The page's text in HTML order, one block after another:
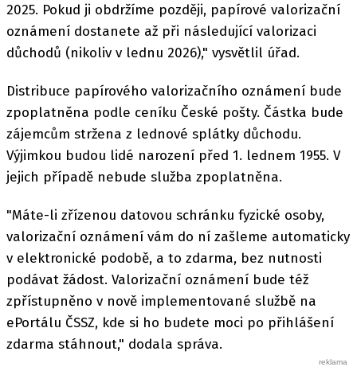
2025. Pokud ji obdržíme později, papírové valorizační
oznámení dostanete až při následující valorizaci
důchodů (nikoliv v lednu 2026)," vysvětlil úřad.
Distribuce papírového valorizačního oznámení bude
zpoplatněna podle ceníku České pošty. Částka bude
zájemcům stržena z lednové splátky důchodu.
Výjimkou budou lidé narození před 1. lednem 1955. V
jejich případě nebude služba zpoplatněna.
"Máte-li zřízenou datovou schránku fyzické osoby,
valorizační oznámení vám do ní zašleme automaticky
v elektronické podobě, a to zdarma, bez nutnosti
podávat žádost. Valorizační oznámení bude též
zpřístupněno v nově implementované službě na
ePortálu ČSSZ, kde si ho budete moci po přihlášení
zdarma stáhnout," dodala správa.